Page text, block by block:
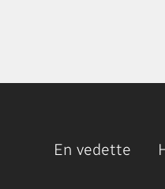
En vedette